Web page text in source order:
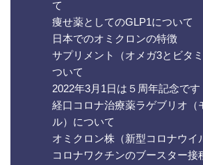
て
痩せ薬としてのGLP1について
日本でのオミクロンの特徴
サプリメント（オメガ3とビタ
ついて
2022年3月1日は５周年記念です
経口コロナ治療薬ラゲブリオ（
ル）について
オミクロン株（新型コロナウイ
コロナワクチンのブースター接